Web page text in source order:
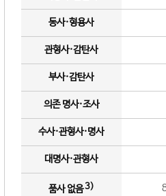
동사·형용사
관형사·감탄사
부사·감탄사
의존 명사·조사
수사·관형사·명사
대명사·관형사
품사 없음3)